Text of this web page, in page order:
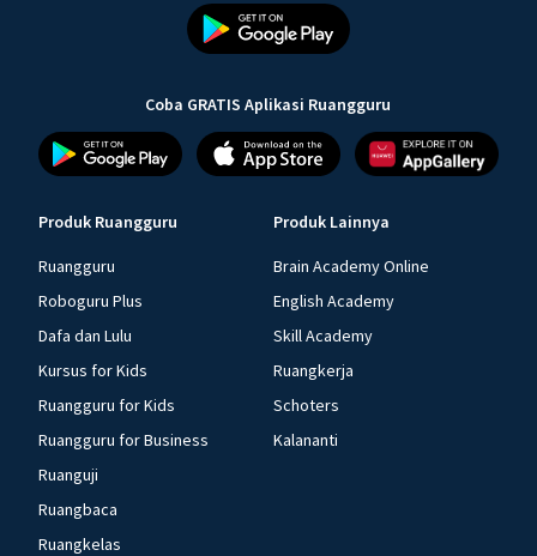
Coba GRATIS Aplikasi Ruangguru
Produk Ruangguru
Ruangguru
Roboguru Plus
Dafa dan Lulu
Kursus for Kids
Ruangguru for Kids
Ruangguru for Business
Ruanguji
Ruangbaca
Ruangkelas
Produk Lainnya
Brain Academy Online
English Academy
Skill Academy
Ruangkerja
Schoters
Kalananti